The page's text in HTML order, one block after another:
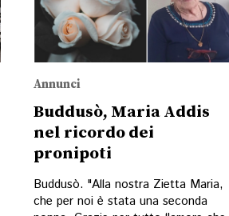
Annunci
Buddusò, Maria Addis
nel ricordo dei
pronipoti
Buddusò. "Alla nostra Zietta Maria,
che per noi è stata una seconda